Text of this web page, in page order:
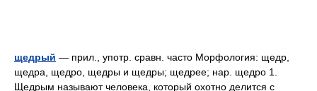
щедрый — прил., употр. сравн. часто Морфология: щедр,
щедра, щедро, щедры и щедры; щедрее; нар. щедро 1.
Щедрым называют человека, который охотно делится с